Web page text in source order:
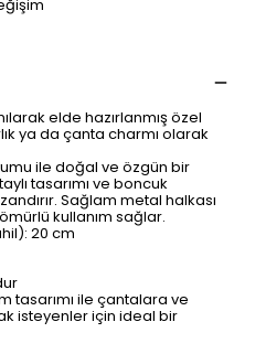
elde hazırlanmış özel
ya da çanta charmı olarak
ile doğal ve özgün bir
tasarımı ve boncuk
Sağlam metal halkası
kullanım sağlar.
20 cm
tasarımı ile çantalara ve
isteyenler için ideal bir